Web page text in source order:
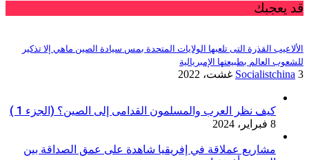
قد يعجبك
الألاعيب القذرة التى تلعبها الولايات المتحدة بمس سيادة الصين ماهي إلا تذكير
للشعوب العالم بطبيعتها الإمبريالية
Socialistchina 3 غشت، 2022
كيف نظر العرب والمسلمون القدامى إلى الصين؟ (الجزء 1 )
8 فبراير، 2024
مشاريع عملاقة في إفريقيا شاهدة على عمق الصداقة بين